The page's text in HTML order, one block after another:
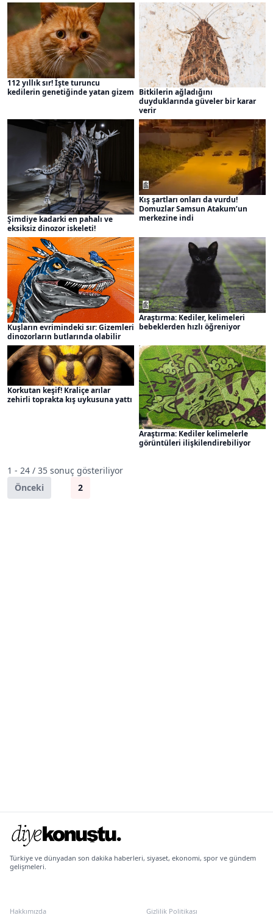
112 yıllık sır! İşte turuncu
kedilerin genetiğinde yatan gizem Bitkilerin ağladığını
duyduklarında güveler bir karar
verir
Şimdiye kadarki en pahalı ve
eksiksiz dinozor iskeleti!
Kış şartları onları da vurdu!
Domuzlar Samsun Atakum’un
merkezine indi
Kuşların evrimindeki sır: Gizemleri
dinozorların butlarında olabilir
Araştırma: Kediler, kelimeleri
bebeklerden hızlı öğreniyor
Korkutan keşif! Kraliçe arılar
zehirli toprakta kış uykusuna yattı
Araştırma: Kediler kelimelerle
görüntüleri ilişkilendirebiliyor
1 - 24 / 35 sonuç gösteriliyor
Önceki
2
Türkiye ve dünyadan son dakika haberleri, siyaset, ekonomi, spor ve gündem
gelişmeleri.
Hakkımızda Gizlilik Politikası